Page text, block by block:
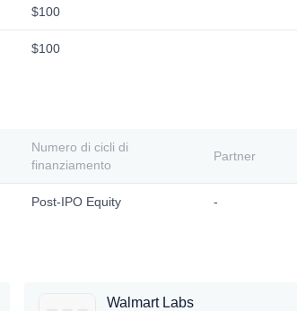
$100
$100
Numero di cicli di
finanziamento
Partner
Post-IPO Equity -
Walmart Labs